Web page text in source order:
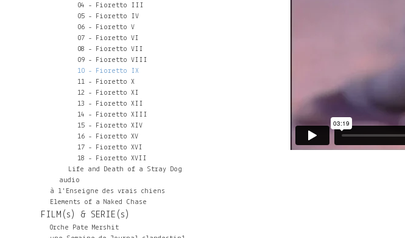
04 - Fioretto III
05 - Fioretto IV
06 - Fioretto V
07 - Fioretto VI
08 - Fioretto VII
09 - Fioretto VIII
10 - Fioretto IX
11 - Fioretto X
12 - Fioretto XI
13 - Fioretto XII
14 - Fioretto XIII
15 - Fioretto XIV
16 - Fioretto XV
17 - Fioretto XVI
18 - Fioretto XVII
Life and Death of a Stray Dog
audio
à l'Enseigne des vrais chiens
Elements of a Naked Chase
FILM(s) & SERIE(s)
Orche Pate Mershit